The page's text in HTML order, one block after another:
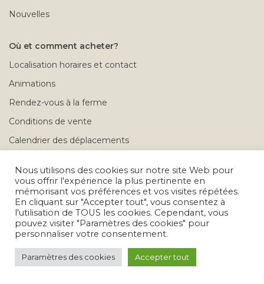
Tous droits réservés © 2026
Nouvelles
Où et comment acheter?
Localisation horaires et contact
Animations
Rendez-vous à la ferme
Conditions de vente
Calendrier des déplacements
Nous utilisons des cookies sur notre site Web pour
vous offrir l'expérience la plus pertinente en
mémorisant vos préférences et vos visites répétées.
En cliquant sur "Accepter tout", vous consentez à
l'utilisation de TOUS les cookies. Cependant, vous
pouvez visiter "Paramètres des cookies" pour
personnaliser votre consentement.
Paramètres des cookies Accepter tout